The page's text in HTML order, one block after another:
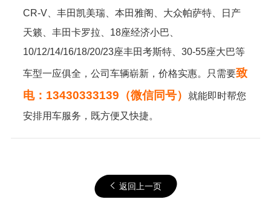
CR-V、丰田凯美瑞、本田雅阁、大众帕萨特、日产
天籁、丰田卡罗拉、18座经济小巴、
10/12/14/16/18/20/23座丰田考斯特、30-55座大巴等
车型一应俱全，公司车辆崭新，价格实惠。只需要致
电：13430333139（微信同号）
就能即时帮您
安排用车服务，既方便又快捷。
返回上一页